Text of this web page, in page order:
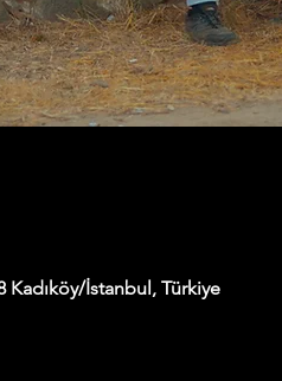
Kadıköy/İstanbul, Türkiye